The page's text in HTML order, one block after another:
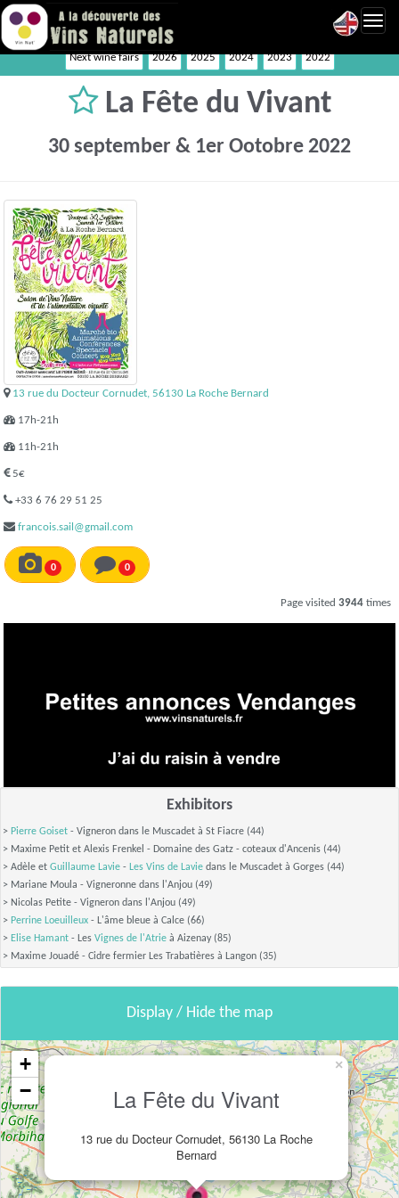
Next wine fairs 2026 2025 2024 2023 2022
La Fête du Vivant
30 september & 1er Ootobre 2022
13 rue du Docteur Cornudet, 56130 La Roche Bernard
17h-21h
11h-21h
5€
+33 6 76 29 51 25
francois.sail@gmail.com
0 0
Page visited 3944 times
Exhibitors
> Pierre Goiset - Vigneron dans le Muscadet à St Fiacre (44)
> Maxime Petit et Alexis Frenkel - Domaine des Gatz - coteaux d'Ancenis (44)
> Adèle et Guillaume Lavie - Les Vins de Lavie dans le Muscadet à Gorges (44)
> Mariane Moula - Vigneronne dans l'Anjou (49)
> Nicolas Petite - Vigneron dans l'Anjou (49)
> Perrine Loeuilleux - L'âme bleue à Calce (66)
> Elise Hamant - Les Vignes de l'Atrie à Aizenay (85)
> Maxime Jouadé - Cidre fermier Les Trabatières à Langon (35)
Display / Hide the map
La Fête du Vivant
13 rue du Docteur Cornudet, 56130 La Roche
Bernard
×
+
−